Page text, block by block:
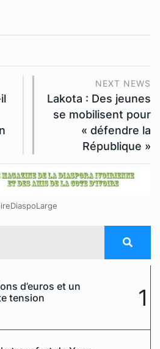
NEXT NEWS
Lakota : Des jeunes
se mobilisent pour
« défendre la
République »
d’euros et un
tension
1